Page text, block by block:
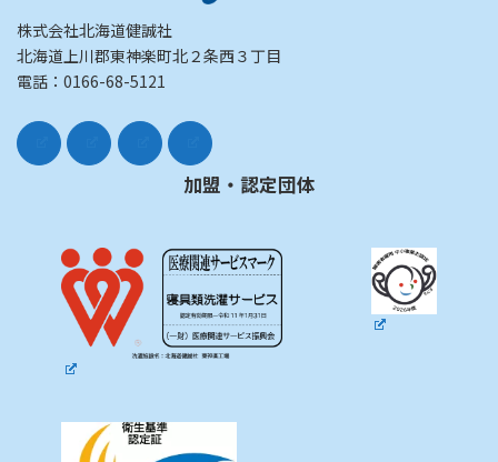
株式会社北海道健誠社
北海道上川郡東神楽町北２条西３丁目
電話：0166-68-5121
加盟・認定団体